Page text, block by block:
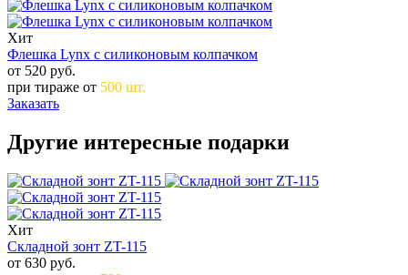
Хит
Флешка Lynx с силиконовым колпачком
от 520 руб.
при тираже от 500 шт.
Заказать
Другие интересные подарки
Хит
Складной зонт ZT-115
от 630 руб.